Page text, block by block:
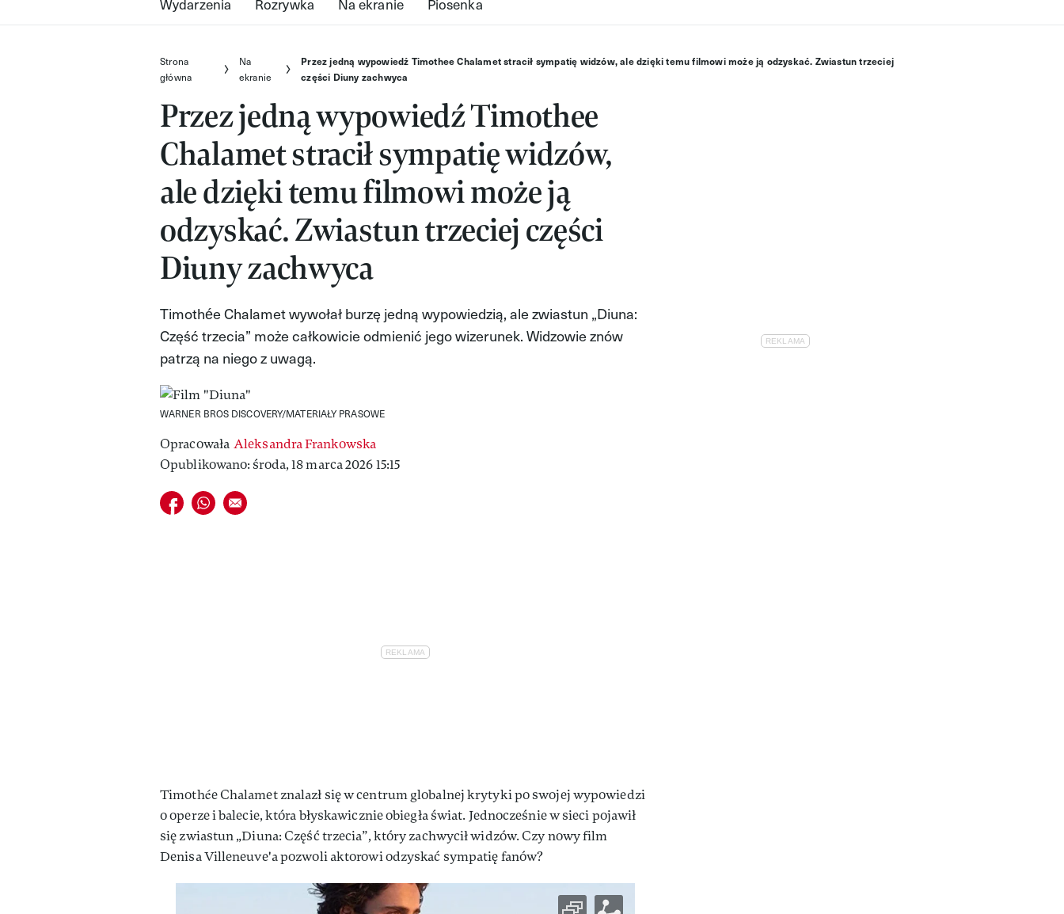
Strona
główna
Na
ekranie
Przez jedną wypowiedź Timothee Chalamet stracił sympatię widzów, ale dzięki temu filmowi może ją odzyskać. Zwiastun trzeciej
części Diuny zachwyca
Przez jedną wypowiedź Timothee
Chalamet stracił sympatię widzów,
ale dzięki temu filmowi może ją
odzyskać. Zwiastun trzeciej części
Diuny zachwyca
Timothée Chalamet wywołał burzę jedną wypowiedzią, ale zwiastun „Diuna:
Część trzecia” może całkowicie odmienić jego wizerunek. Widzowie znów
patrzą na niego z uwagą.
WARNER BROS DISCOVERY/MATERIAŁY PRASOWE
Opracowała Aleksandra Frankowska
Opublikowano: środa, 18 marca 2026 15:15
Udostępnij na facebook
Udostępnij na whatsapp
E-mail do przyjaciela
Timothée Chalamet znalazł się w centrum globalnej krytyki po swojej wypowiedzi
o operze i balecie, która błyskawicznie obiegła świat. Jednocześnie w sieci pojawił
się zwiastun „Diuna: Część trzecia”, który zachwycił widzów. Czy nowy film
Denisa Villeneuve'a pozwoli aktorowi odzyskać sympatię fanów?